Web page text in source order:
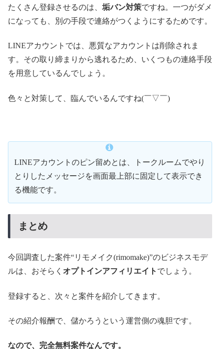
たくさん登録させるのは、 垢バン対策ですね。一つがダメ
になっても、別の手段で連絡がつくようにするためです。
LINEアカウントでは、悪質なアカウントは削除されま
す。その取り締まりから逃れるため、いくつもの連絡手段
を用意しているんでしょう。
色々と対策して、臨んでいるんですね(￣▽￣)
LINEアカウントのピン留めとは、トークルームでやり
とりしたメッセージを画面最上部に固定して表示でき
る機能です。
まとめ
今回調査した案件“リモメイク(rimomake)”のビジネスモデ
ルは、おそらく オプトインアフィリエイト でしょう。
登録すると、次々と案件を紹介してきます。
その紹介報酬で、儲かろうという運営側の魂胆です。
なので、完全無料案件なんです。